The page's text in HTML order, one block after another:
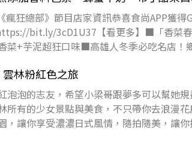
狂總部》節目店家資訊恭喜食尚APP獲得
bit.ly/3cD1U37【看更多】■「香菜
菜+芋泥超狂口味■高雄人冬季必吃名店！
林粉紅色之旅
泡泡的志友，希望小梁哥跟夢多可以幫她
所有的少女景點與美食，不只帶你去浪漫
，讓你享受濃濃日式風情，隨拍隨美，讓